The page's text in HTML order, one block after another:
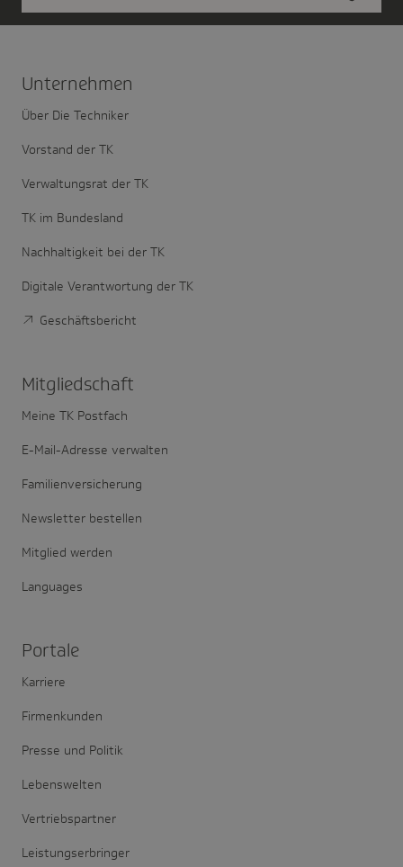
Unter­nehmen
Über Die Techniker
Vorstand der TK
Verwaltungsrat der TK
TK im Bundesland
Nachhaltigkeit bei der TK
Digitale Verantwortung der TK
Geschäftsbericht
Mitglied­schaft
Meine TK Postfach
E-Mail-Adresse verwalten
Familienversicherung
Newsletter bestellen
Mitglied werden
Languages
Portale
Karriere
Firmenkunden
Presse und Politik
Lebenswelten
Vertriebspartner
Leistungserbringer